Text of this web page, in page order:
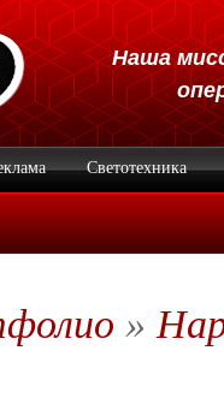
Наша
Светотехника
»